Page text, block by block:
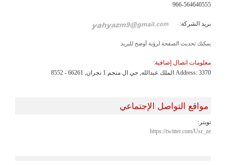
966-564640555
بريد الشركة:
يمكنك تحديث الصفحة لرؤية أوضح للبريد
معلومات اتصال إضافية:
Address: 3370 الملك عبدالله, حي ال منجم 1 نجران, 66261 - 8552
مواقع التواصل الإجتماعي
تويتر:
https://twitter.com/Usr_ze